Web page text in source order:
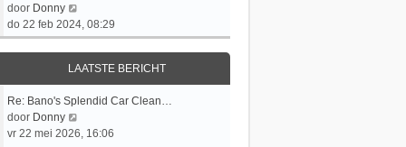
a
a
t
s
e
b
e
r
door Donny
e
k
i
j
k
l
a
do 22 feb 2024, 08:29
LAATSTE BERICHT
L
a
a
Re: Bano's Splendid Car Clean…
door Donny
e
vr 22 mei 2026, 16:06